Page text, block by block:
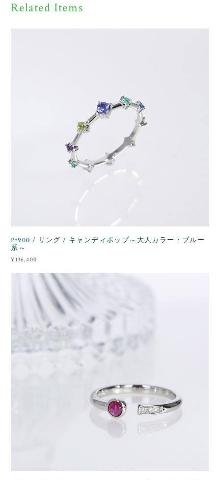
Related Items
Pt900 / リング / キャンディポップ～大人カラー・ブルー
系～
¥136,400